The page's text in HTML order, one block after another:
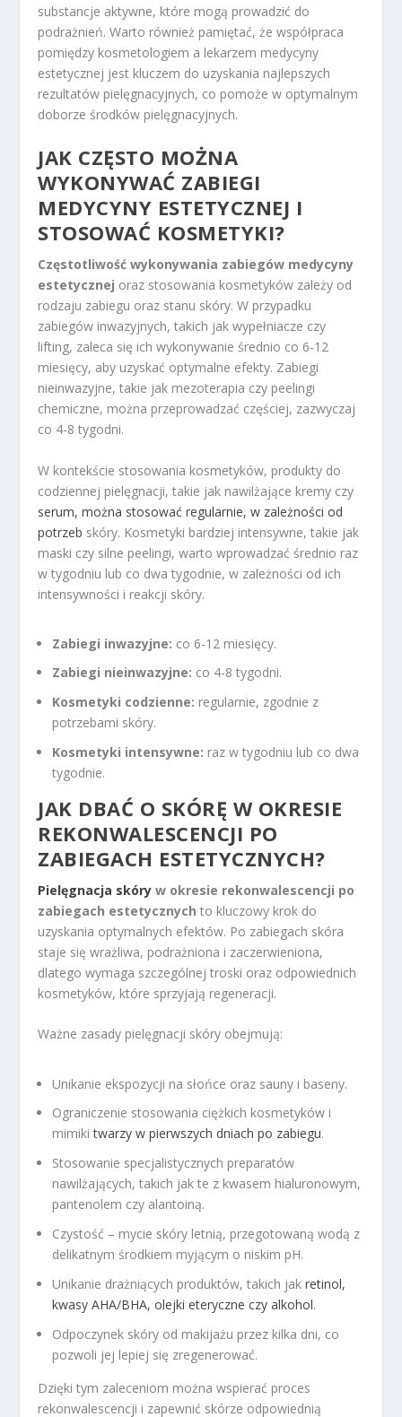
substancje aktywne, które mogą prowadzić do
podrażnień. Warto również pamiętać, że współpraca
pomiędzy kosmetologiem a lekarzem medycyny
estetycznej jest kluczem do uzyskania najlepszych
rezultatów pielęgnacyjnych, co pomoże w optymalnym
doborze środków pielęgnacyjnych.
JAK CZĘSTO MOŻNA
WYKONYWAĆ ZABIEGI
MEDYCYNY ESTETYCZNEJ I
STOSOWAĆ KOSMETYKI?
Częstotliwość wykonywania zabiegów medycyny
estetycznej oraz stosowania kosmetyków zależy od
rodzaju zabiegu oraz stanu skóry. W przypadku
zabiegów inwazyjnych, takich jak wypełniacze czy
lifting, zaleca się ich wykonywanie średnio co 6-12
miesięcy, aby uzyskać optymalne efekty. Zabiegi
nieinwazyjne, takie jak mezoterapia czy peelingi
chemiczne, można przeprowadzać częściej, zazwyczaj
co 4-8 tygodni.
W kontekście stosowania kosmetyków, produkty do
codziennej pielęgnacji, takie jak nawilżające kremy czy
serum, można stosować regularnie, w zależności od
potrzeb skóry. Kosmetyki bardziej intensywne, takie jak
maski czy silne peelingi, warto wprowadzać średnio raz
w tygodniu lub co dwa tygodnie, w zależności od ich
intensywności i reakcji skóry.
Zabiegi inwazyjne: co 6-12 miesięcy.
Zabiegi nieinwazyjne: co 4-8 tygodni.
Kosmetyki codzienne: regularnie, zgodnie z
potrzebami skóry.
Kosmetyki intensywne: raz w tygodniu lub co dwa
tygodnie.
JAK DBAĆ O SKÓRĘ W OKRESIE
REKONWALESCENCJI PO
ZABIEGACH ESTETYCZNYCH?
Pielęgnacja skóry w okresie rekonwalescencji po
zabiegach estetycznych to kluczowy krok do
uzyskania optymalnych efektów. Po zabiegach skóra
staje się wrażliwa, podrażniona i zaczerwieniona,
dlatego wymaga szczególnej troski oraz odpowiednich
kosmetyków, które sprzyjają regeneracji.
Ważne zasady pielęgnacji skóry obejmują:
Unikanie ekspozycji na słońce oraz sauny i baseny.
Ograniczenie stosowania ciężkich kosmetyków i
mimikitwarzy w pierwszych dniach po zabiegu.
Stosowanie specjalistycznych preparatów
nawilżających, takich jak te z kwasem hialuronowym,
pantenolem czy alantoiną.
Czystość – mycie skóry letnią, przegotowaną wodą z
delikatnym środkiem myjącym o niskim pH.
Unikanie drażniących produktów, takich jakretinol,
kwasy AHA/BHA, olejki eteryczne czy alkohol.
Odpoczynek skóry od makijażu przez kilka dni, co
pozwoli jej lepiej się zregenerować.
Dzięki tym zaleceniom można wspierać proces
rekonwalescencji i zapewnić skórze odpowiednią